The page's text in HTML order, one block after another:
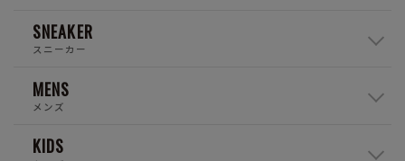
SNEAKER
スニーカー
MENS
メンズ
KIDS